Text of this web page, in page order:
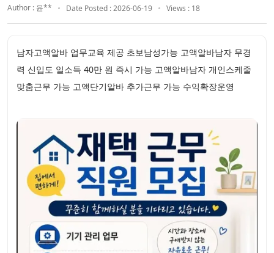
Author : 윤** Date Posted : 2026-06-19 Views : 18
남자고액알바 업무교육 제공 초보남성가능 고액알바남자 무경
력 신입도 일소득 40만 원 즉시 가능 고액알바남자 개인스케줄
맞춤근무 가능 고액단기알바 추가근무 가능 수익확장운영